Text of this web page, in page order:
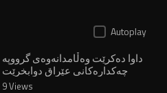
Autoplay
داوا دەکرێت وەڵامدانەوەی گرووپە
چەکدارەکانی عێراق دوابخرێت
9 Views